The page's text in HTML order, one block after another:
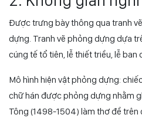
Được trưng bày thông qua tranh
dựng. Tranh vẽ phỏng dựng dựa
cúng tế tổ tiên, lễ thiết triều, lễ ban
Mô hình hiện vật phỏng dựng:
chữ hán được phỏng dựng nhằm
Tông (1498-1504) làm thơ đề